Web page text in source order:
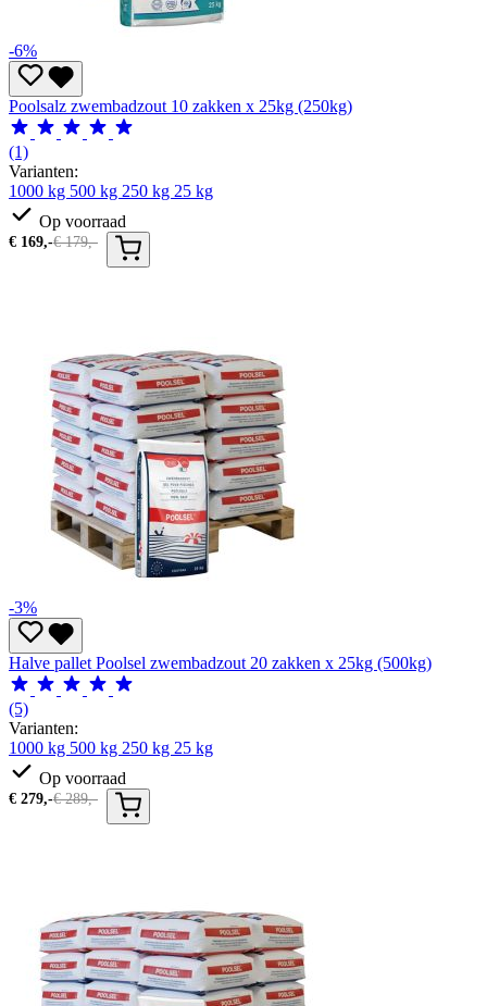
-6%
Poolsalz zwembadzout 10 zakken x 25kg (250kg)
(1)
Varianten:
1000 kg 500 kg 250 kg 25 kg
Op voorraad
€ 169,-€179,-
-3%
Halve pallet Poolsel zwembadzout 20 zakken x 25kg (500kg)
(5)
Varianten:
1000 kg 500 kg 250 kg 25 kg
Op voorraad
€ 279,-€289,-